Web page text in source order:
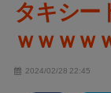
タキシー
ｗｗｗｗ
2024/02/28 22:45